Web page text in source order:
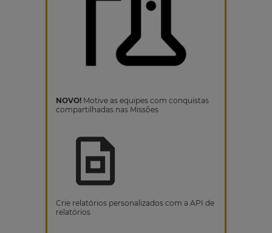
NOVO! Motive as equipes com conquistas
compartilhadas nas Missões
Crie relatórios personalizados com a API de
relatórios